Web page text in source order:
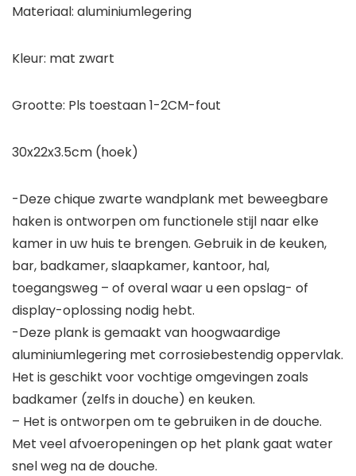
Materiaal: aluminiumlegering
Kleur: mat zwart
Grootte: Pls toestaan ​​1-2CM-fout
30x22x3.5cm (hoek)
-Deze chique zwarte wandplank met beweegbare
haken is ontworpen om functionele stijl naar elke
kamer in uw huis te brengen. Gebruik in de keuken,
bar, badkamer, slaapkamer, kantoor, hal,
toegangsweg – of overal waar u een opslag- of
display-oplossing nodig hebt.
-Deze plank is gemaakt van hoogwaardige
aluminiumlegering met corrosiebestendig oppervlak.
Het is geschikt voor vochtige omgevingen zoals
badkamer (zelfs in douche) en keuken.
– Het is ontworpen om te gebruiken in de douche.
Met veel afvoeropeningen op het plank gaat water
snel weg na de douche.